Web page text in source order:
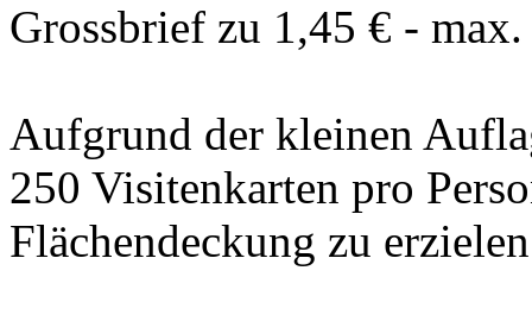
Grossbrief zu 1,45 € -
Aufgrund der kleinen
250 Visitenkarten pro
Flächendeckung zu